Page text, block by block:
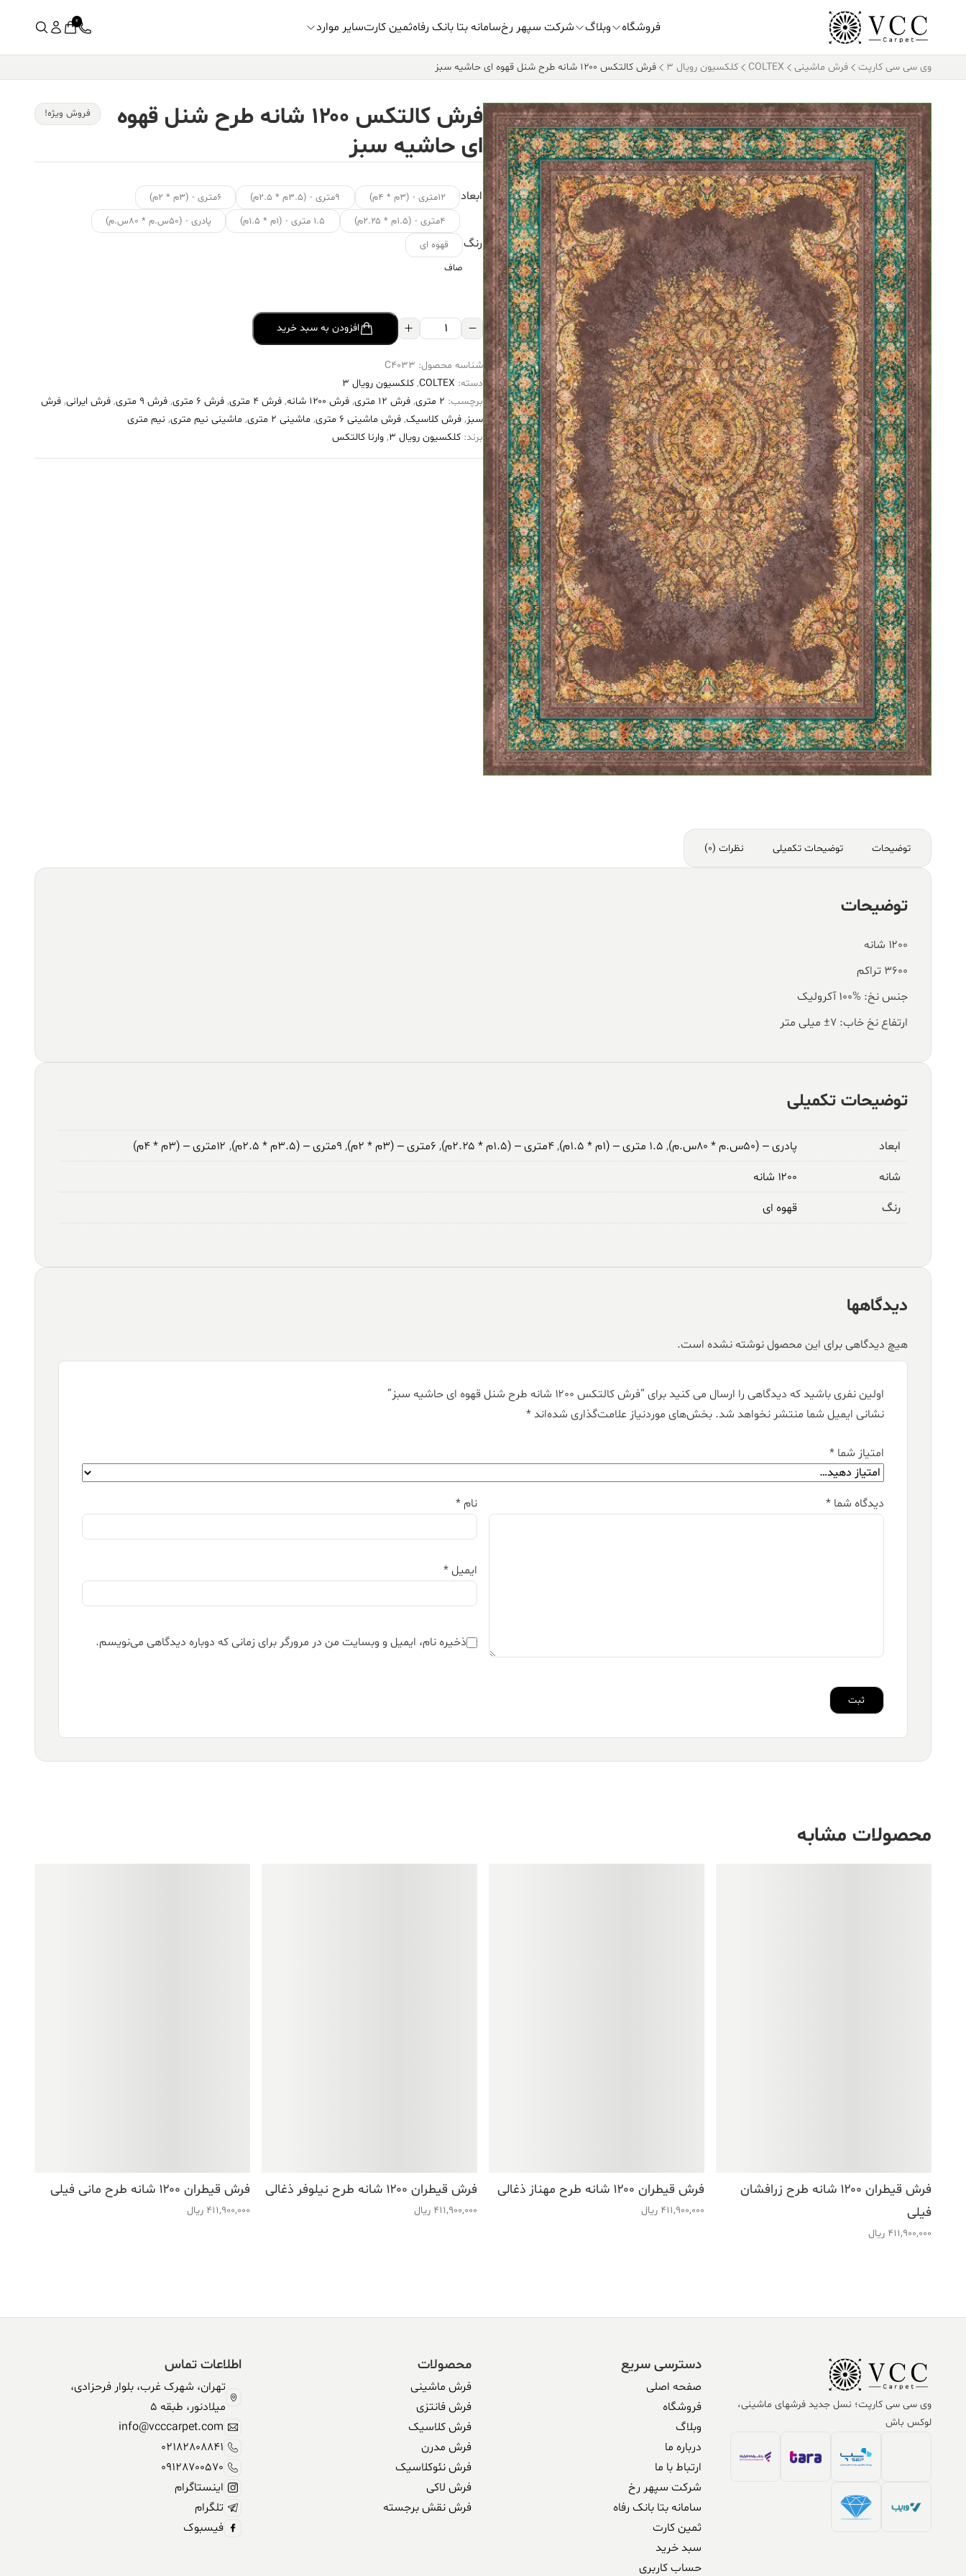
فروشگاه وبلاگ شرکت سپهر رخسامانه بتا بانک رفاهثمین کارتسایر موارد 0
وی سی سی کارپت فرش ماشینی COLTEX کلکسیون رویال 3 فرش کالتکس ۱۲۰۰ شانه طرح شنل قهوه ای حاشیه سبز
فرش کالتکس ۱۲۰۰ شانه طرح شنل قهوه
ای حاشیه سبز
فروش ویژه!
ابعاد ۱۲متری - (۳م * ۴م) ۹متری - (۳.۵م * ۲.۵م)
۶متری - (۳م * ۲م)
۴متری - (۱.۵م * ۲.۲۵م)
۱.۵ متری - (۱م * ۱.۵م) پادری - (۵۰س.م * ۸۰س.م)
رنگ
قهوه ای
صاف
فرش
۱۲۰۰
شانه
طرح
شنل
افزودن به سبد خرید
شناسه محصول: C4033
دسته: COLTEX
, کلکسیون رویال 3
برچسب: 2 متری , فرش 12 متری , فرش ۱۲۰۰ شانه , فرش 4 متری , فرش 6 متری , فرش 9 متری , فرش ایرانی, فرش
سبز , فرش کلاسیک, فرش ماشینی 6 متری , ماشینی 2 متری , ماشینی نیم متری, نیم متری
برند: کلکسیون رویال 3 , وارنا کالتکس
توضیحات توضیحات تکمیلی نظرات (0)
توضیحات
۱۲۰۰ شانه
۳۶۰۰ تراکم
جنس نخ: %100 آکرولیک
ارتفاع نخ خاب: ۷± میلی متر
توضیحات تکمیلی
ابعاد پادری – (۵۰س.م * ۸۰س.م) , ۱.۵ متری – (۱م * ۱.۵م) ,۴متری – (۱.۵م * ۲.۲۵م) , ۶متری – (۳م * ۲م) , ۹متری – (۳.۵م * ۲.۵م) , ۱۲متری – (۳م * ۴م)
شانه
۱۲۰۰ شانه
رنگ
قهوه ای
دیدگاهها
هیچ دیدگاهی برای این محصول نوشته نشده است.
اولین نفری باشید که دیدگاهی را ارسال می کنید برای “فرش کالتکس ۱۲۰۰ شانه طرح شنل قهوه ای حاشیه سبز”
نشانی ایمیل شما منتشر نخواهد شد. بخش‌های موردنیاز علامت‌گذاری شده‌اند *
امتیاز شما *
دیدگاه شما * نام *
ایمیل *
ذخیره نام، ایمیل و وبسایت من در مرورگر برای زمانی که دوباره دیدگاهی می‌نویسم.
محصولات مشابه
فرش قیطران ۱۲۰۰ شانه طرح زرافشان
فیلی
411,900,000 ریال
فرش قیطران ۱۲۰۰ شانه طرح مهناز ذغالی
411,900,000 ریال
فرش قیطران ۱۲۰۰ شانه طرح نیلوفر ذغالی
411,900,000 ریال
فرش قیطران ۱۲۰۰ شانه طرح مانی فیلی
411,900,000 ریال
وی سی سی کارپت؛ نسل جدید فرشهای ماشینی،
لوکس باش
دسترسی سریع
صفحه اصلی
فروشگاه
وبلاگ
درباره ما
ارتباط با ما
شرکت سپهر رخ
سامانه بتا بانک رفاه
ثمین کارت
سبد خرید
حساب کاربری
محصولات
فرش ماشینی
فرش فانتزی
فرش کلاسیک
فرش مدرن
فرش نئوکلاسیک
فرش لاکی
فرش نقش برجسته
اطلاعات تماس
تهران، شهرک غرب، بلوار فرحزادی،
میلادنور، طبقه 5
info@vcccarpet.com
02182808841
09128700570
اینستاگرام
تلگرام
فیسبوک